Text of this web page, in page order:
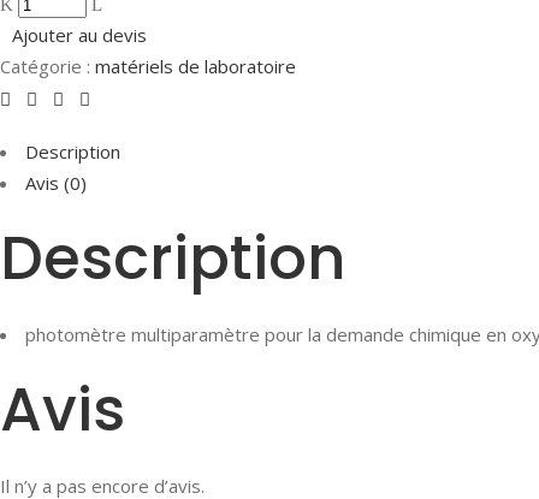
Ajouter au devis
Catégorie : matériels de laboratoire
Description
Avis (0)
Description
photomètre multiparamètre pour la demande chimique en
Avis
Il n’y a pas encore d’avis.